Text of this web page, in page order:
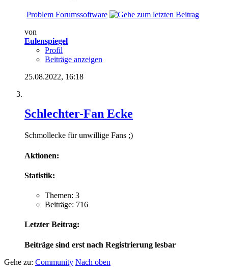
Problem Forumssoftware
von
Eulenspiegel
Profil
Beiträge anzeigen
25.08.2022, 16:18
Schlechter-Fan Ecke
Schmollecke für unwillige Fans ;)
Aktionen:
Statistik:
Themen: 3
Beiträge: 716
Letzter Beitrag:
Beiträge sind erst nach Registrierung lesbar
Gehe zu: Community Nach oben